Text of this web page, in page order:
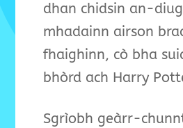
dhan chidsin an-
mhadainn airson
fhaighinn, cò bha
bhòrd ach Harry
Sgrìobh geàrr-